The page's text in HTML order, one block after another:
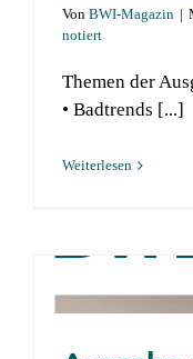
Von BWI-Magazin |
notiert
Themen der
• Badtrends [...]
Weiterlesen